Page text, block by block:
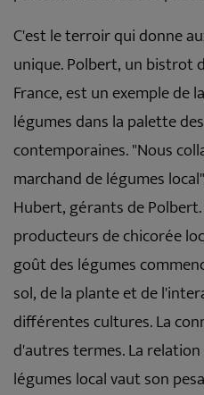
C'est le terroir qui donne
unique. Polbert, un bistrot
France, est un exemple de
légumes dans la palette
contemporaines. "Nous
marchand de légumes
Hubert, gérants de
producteurs de chicorée
goût des légumes
sol, de la plante et de
différentes cultures. La
d'autres termes. La
légumes local vaut son